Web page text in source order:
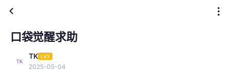
口袋觉醒求助
TK LV2
2025-05-04